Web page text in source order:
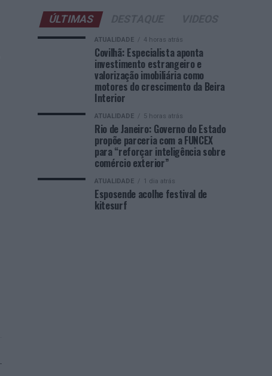
ÚLTIMAS
ATUALIDADE 4 horas atrás
Covilhã: Especialista aponta
investimento estrangeiro e
valorização imobiliária como
motores do crescimento da Beira
Interior
ATUALIDADE 5 horas atrás
Rio de Janeiro: Governo do Estado
propõe parceria com a FUNCEX
para “reforçar inteligência sobre
comércio exterior”
ATUALIDADE 1 dia atrás
Esposende acolhe festival de
kitesurf